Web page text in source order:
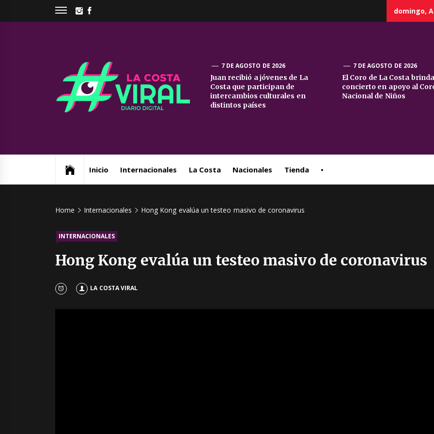
INSTAGRAM
domingo,
La
Costa
7 DE AGOSTO DE 2026
Juan recibió a jóvenes de La
Costa que participan de
intercambios culturales en
distintos países
7 DE AGOSTO DE 2026
El Coro de La Costa
concierto en apoyo al
Nacional de Niños
Inicio Internacionales La Costa Nacionales Tienda •
Home Internacionales Hong Kong evalúa un testeo masivo de coronavirus
INTERNACIONALES
Hong Kong evalúa un testeo masivo de coronavirus
LA COSTA VIRAL